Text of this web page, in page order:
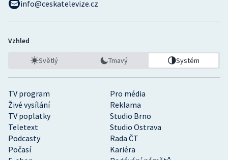
TV program
Pro média
Živé vysílání
Reklama
TV poplatky
Studio Brno
Teletext
Studio Ostrava
Podcasty
Rada ČT
Počasí
Kariéra
info@ceskatelevize.cz
Vzhled
Světlý Tmavý Systém